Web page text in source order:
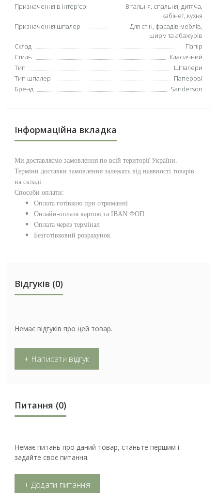
Призначення в інтер'єрі
Вітальня, спальня, дитяча,
кабінет, кухня
Призначення шпалер
Для стін, фасадів меблів,
ширм та абажурів
Склад
Папір
Стиль
Класичний
Тип
Шпалери
Тип шпалер
Паперові
Бренд
Sanderson
Інформаційна вкладка
Ми доставляємо замовлення по всій території України.
Терміни доставки замовлення залежать від наявності товарів
на складі.
Способи оплати:
Оплата готівкою при отриманні
Онлайн-оплата картою та IBAN ФОП
Оплата через термінал
Безготівковий розрахунок
Відгуків (0)
Немає відгуків про цей товар.
+ Написати відгук
Питання (0)
Немає питань про даний товар, станьте першим і
задайте своє питання.
+ Додати питання